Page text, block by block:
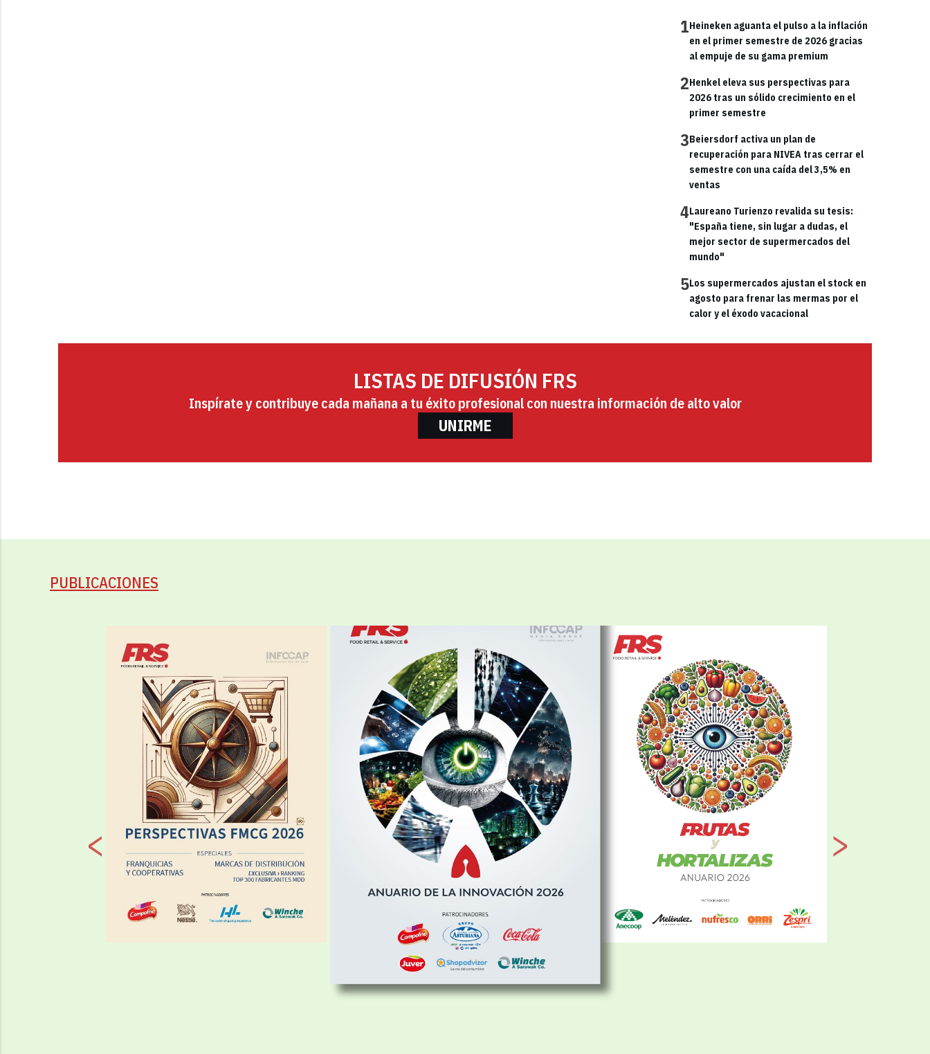
1Heineken aguanta el pulso a la inflación
en el primer semestre de 2026 gracias
al empuje de su gama premium
2Henkel eleva sus perspectivas para
2026 tras un sólido crecimiento en el
primer semestre
3Beiersdorf activa un plan de
recuperación para NIVEA tras cerrar el
semestre con una caída del 3,5% en
ventas
4Laureano Turienzo revalida su tesis:
"España tiene, sin lugar a dudas, el
mejor sector de supermercados del
mundo"
5Los supermercados ajustan el stock en
agosto para frenar las mermas por el
calor y el éxodo vacacional
LISTAS DE DIFUSIÓN FRS
Inspírate y contribuye cada mañana a tu éxito profesional con nuestra información de alto valor
UNIRME
PUBLICACIONES